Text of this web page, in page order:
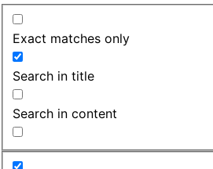
Exact matches only
Search in title
Search in content